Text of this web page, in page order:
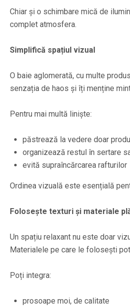
Chiar și o schimbare mică de
complet atmosfera.
Simplifică spațiul vizual
O baie aglomerată, cu multe
senzația de haos și îți menține
Pentru mai multă liniște:
păstrează la vedere doar
organizează restul în sertare
evită supraîncărcarea rafturilor
Ordinea vizuală este esențială
Folosește texturi și materiale
Un spațiu relaxant nu este doar
Materialele pe care le folosești
Poți integra:
prosoape moi, de calitate